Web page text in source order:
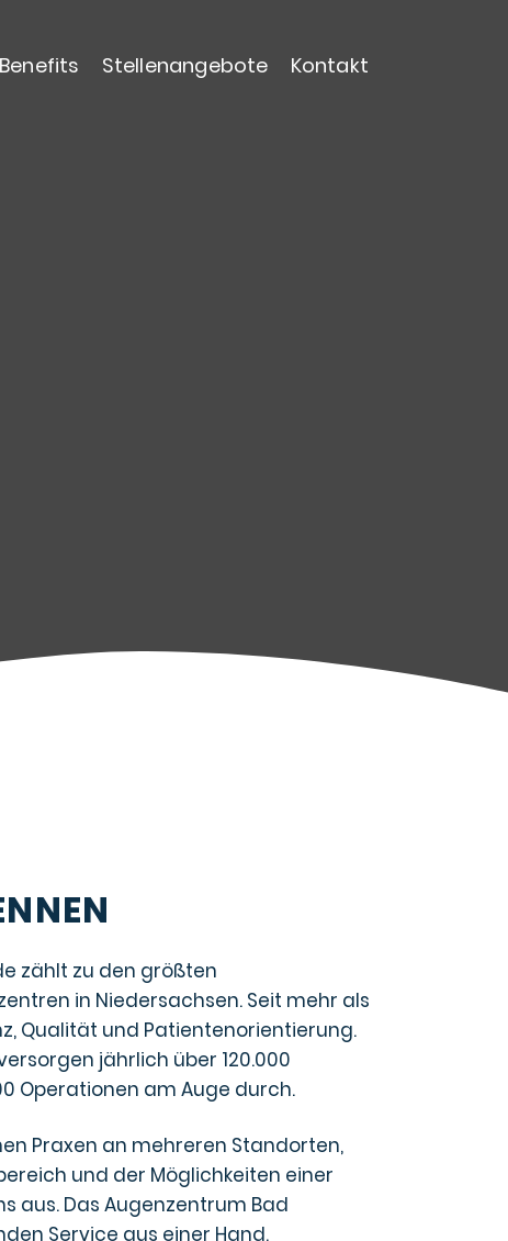
Stellenangebote Kontakt
zählt zu den größten
in Niedersachsen. Seit mehr als
Qualität und Patientenorientierung.
jährlich über 120.000
Operationen am Auge durch.
Praxen an mehreren Standorten,
und der Möglichkeiten einer
aus. Das Augenzentrum Bad
Service aus einer Hand.